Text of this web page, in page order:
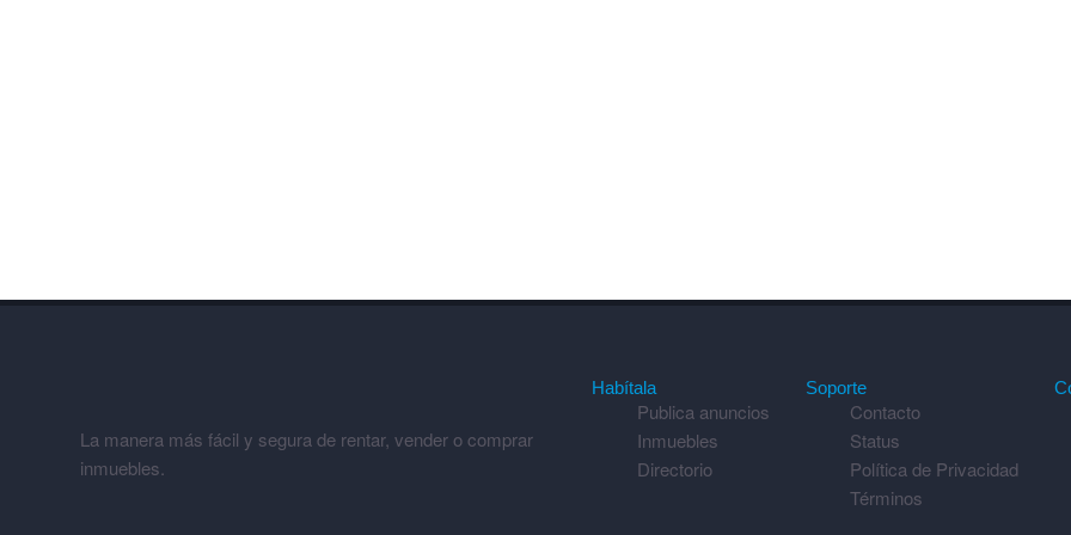
La manera más fácil y segura de rentar, vender o comprar
inmuebles.
Habítala
Publica anuncios
Inmuebles
Directorio
Soporte
Contacto
Status
Política de Privacidad
Términos